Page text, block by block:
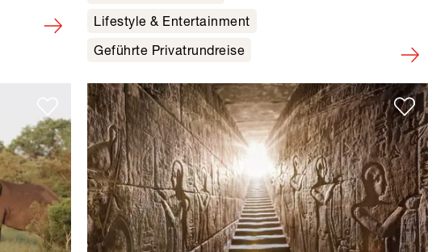
Lifestyle & Entertainment
Geführte Privatrundreise